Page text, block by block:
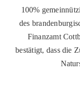
100%
des
Finanzamt
bestätigt, dass die